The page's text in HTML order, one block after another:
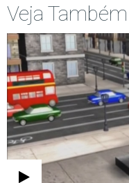
Veja Também